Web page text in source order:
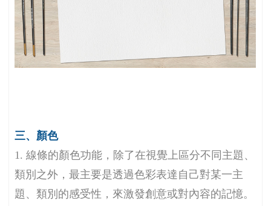
三、顏色
1. 線條的顏色功能，除了在視覺上區分不同主題、
類別之外，最主要是透過色彩表達自己對某一主
題、類別的感受性，來激發創意或對內容的記憶。